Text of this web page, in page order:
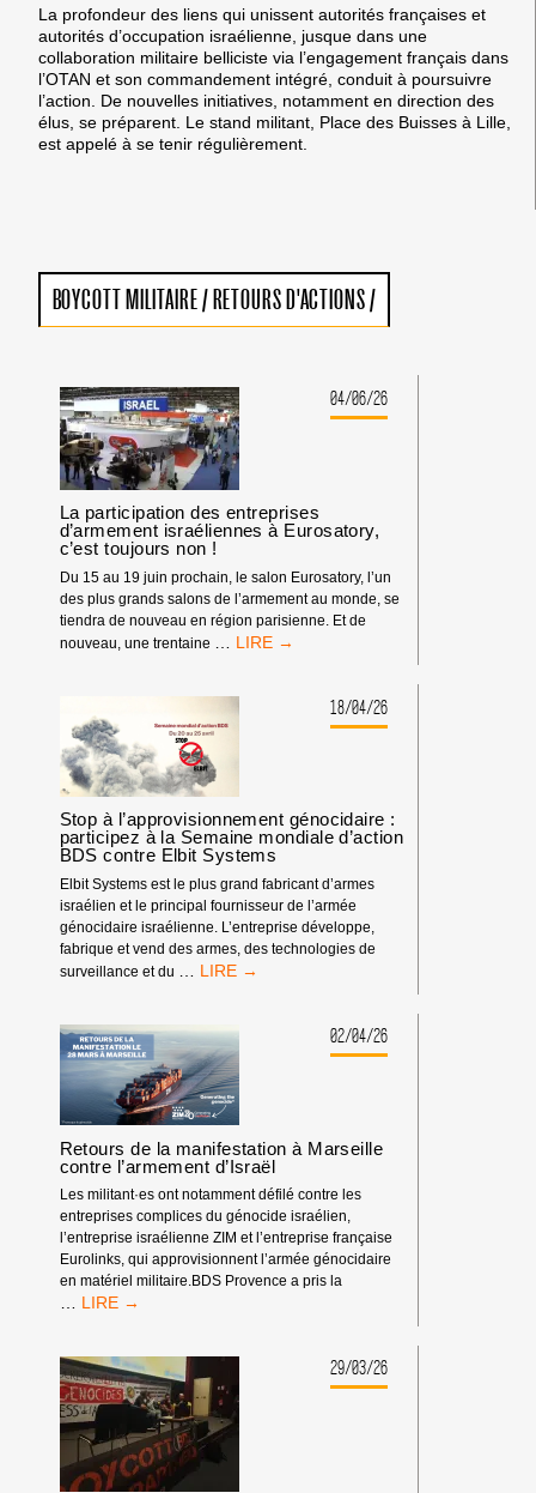
La profondeur des liens qui unissent autorités françaises et
autorités d’occupation israélienne, jusque dans une
collaboration militaire belliciste via l’engagement français dans
l’OTAN et son commandement intégré, conduit à poursuivre
l’action. De nouvelles initiatives, notamment en direction des
élus, se préparent. Le stand militant, Place des Buisses à Lille,
est appelé à se tenir régulièrement.
BOYCOTT MILITAIRE/ RETOURS D'ACTIONS/
04/06/26
La participation des entreprises
d’armement israéliennes à Eurosatory,
c’est toujours non !
Du 15 au 19 juin prochain, le salon Eurosatory, l’un
des plus grands salons de l’armement au monde, se
tiendra de nouveau en région parisienne. Et de
nouveau, une trentaine
LA
ENTREPRISES
D’ARMEMENT
C’EST
TOUJOURS
NON
!
18/04/26
Stop à l’approvisionnement génocidaire :
participez à la Semaine mondiale d’action
BDS contre Elbit Systems
Elbit Systems est le plus grand fabricant d’armes
israélien et le principal fournisseur de l’armée
génocidaire israélienne. L’entreprise développe,
fabrique et vend des armes, des technologies de
surveillance et du
STOP
GÉNOCIDAIRE
:
PARTICIPEZ
À
LA
SEMAINE
MONDIALE
D’ACTION
BDS
CONTRE
ELBIT
SYSTEMS
02/04/26
Retours de la manifestation à Marseille
contre l’armement d’Israël
Les militant·es ont notamment défilé contre les
entreprises complices du génocide israélien,
l’entreprise israélienne ZIM et l’entreprise française
Eurolinks, qui approvisionnent l’armée génocidaire
en matériel militaire.BDS Provence a pris la
RETOURS
MANIFESTATION
À
MARSEILLE
CONTRE
L’ARMEMENT
D’ISRAËL
29/03/26